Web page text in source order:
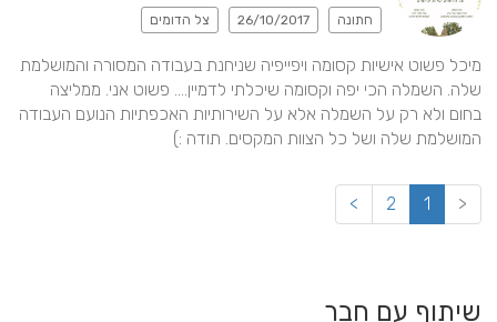
חתונה 26/10/2017 צל הדומים
המושלמת שלה ושל כל הצוות המקסים. תודה :)
<
1
2
>
שיתוף עם חבר